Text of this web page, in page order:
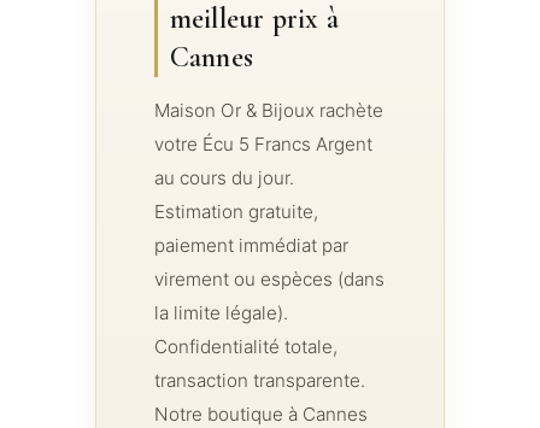
meilleur prix à
Cannes
Maison Or & Bijoux rachète
votre Écu 5 Francs Argent
au cours du jour.
Estimation gratuite,
paiement immédiat par
virement ou espèces (dans
la limite légale).
Confidentialité totale,
transaction transparente.
Notre boutique à Cannes